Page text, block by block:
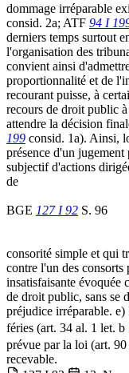
dommage irréparable
consid. 2a; ATF 94 I
derniers temps surtout
l'organisation des
convient ainsi
proportionnalité et de
recourant puisse, à
recours de droit public
attendre la décision
199 consid. 1a). Ainsi,
présence d'un
subjectif d'actions
de
BGE 127 I 92 S. 96
consorité simple et qui
contre l'un des
insatisfaisante évoquée
de droit public, sans se
préjudice irréparable.
féries (art. 34 al. 1 let. b
prévue par la loi (art. 90
recevable.